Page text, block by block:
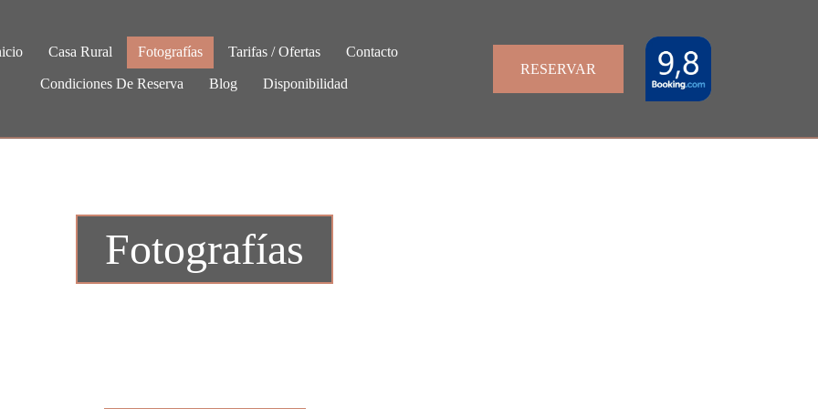
Casa Rural Fotografías Tarifas / Ofertas Contacto
Condiciones De Reserva Blog Disponibilidad
RESERVAR
Fotografías